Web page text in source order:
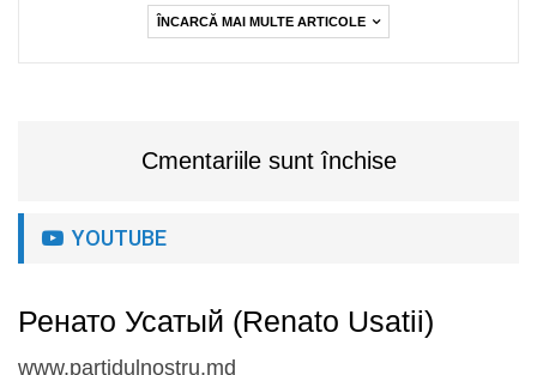
ÎNCARCĂ MAI MULTE ARTICOLE
Cmentariile sunt închise
YOUTUBE
Ренато Усатый (Renato Usatii)
www.partidulnostru.md